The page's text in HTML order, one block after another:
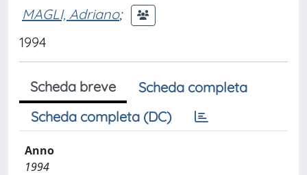
MAGLI, Adriano;
1994
Scheda breve
Scheda completa
Scheda completa (DC)
Anno
1994